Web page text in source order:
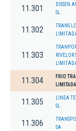
11.301
DISSEN
SL
11.302
TRANS
11.303
RIVELOR
11.304
FRIO
11.305
LINEA
SL.
11.306
SA